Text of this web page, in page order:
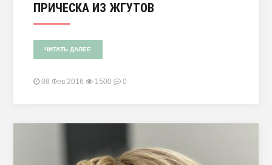
ПРИЧЕСКА ИЗ ЖГУТОВ
ЧИТАТЬ ДАЛЕЕ
08 Фев 2016 1500 0